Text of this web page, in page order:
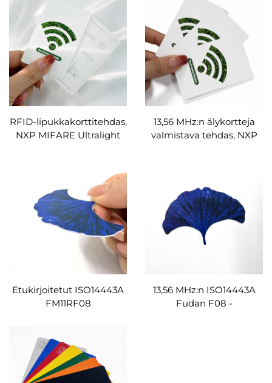
epäsäännölmuotoinen,
suurikokoinen
neliömuotoinen,
mukautettu suunnittelu,
erinäköinen
sarjatuotanto, OEM ja
ODM
täysvärinen tulostus,
älykäs RFID-kortti
RFID-lipukkakorttitehdas,
NXP MIFARE Ultralight
ympäristöystävälliset
13,56 MHz:n älykortteja
valmistava tehdas, NXP
lippukortit tapahtumille,
festivaaleille, metroon ja
linja-autoon
Etukirjoitetut ISO14443A
FM11RF08
mukautettavissa
13,56 MHz:n ISO14443A
Fudan F08 -